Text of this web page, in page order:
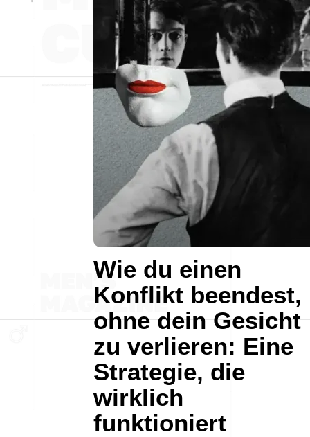
Wie du einen
Konflikt beendest,
ohne dein Gesicht
zu verlieren: Eine
Strategie, die
wirklich
funktioniert